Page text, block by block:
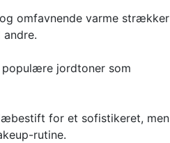
omfavnende varme strækker
populære jordtoner som
for et sofistikeret, men
rutine.